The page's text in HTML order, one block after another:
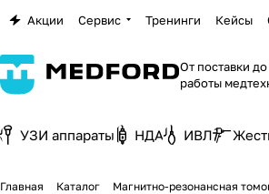
Акции Сервис Тренинги Кейсы
От поставки
работы
УЗИ аппараты НДА ИВЛ
Главная Каталог Магнитно-резонансная